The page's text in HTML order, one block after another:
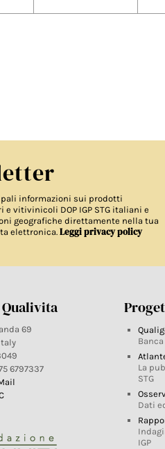
informazioni sui prodotti
e vitivinicoli DOP IGP STG italiani e
geografiche direttamente nella tua
elettronica. Leggi privacy policy
69
6797337
La
STG
Dati
IGP